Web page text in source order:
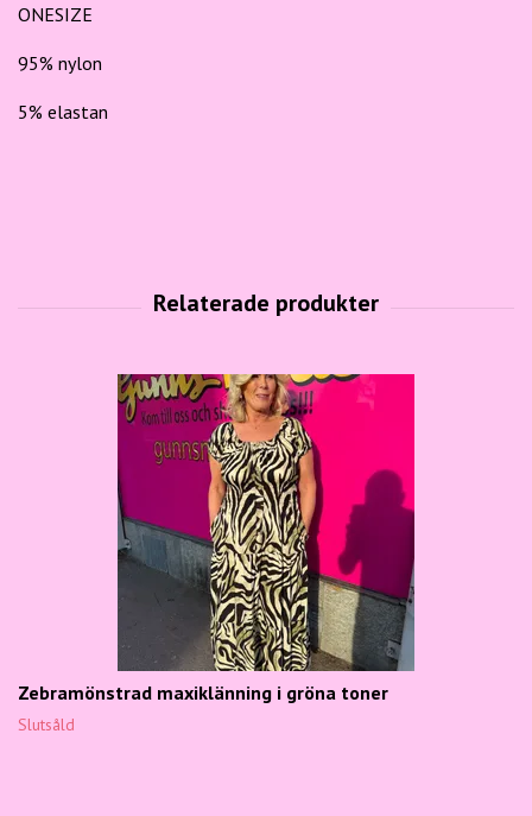
ONESIZE
95% nylon
5% elastan
Zebramönstrad maxiklänning i gröna toner
Slutsåld